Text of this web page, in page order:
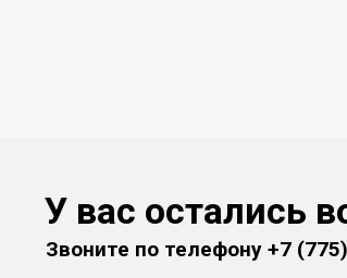
У вас остались
Звоните по телефону+7